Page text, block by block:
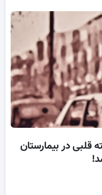
قلبی در بیمارستان